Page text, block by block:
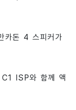
카돈 4 스피커가
ISP와 함께 액